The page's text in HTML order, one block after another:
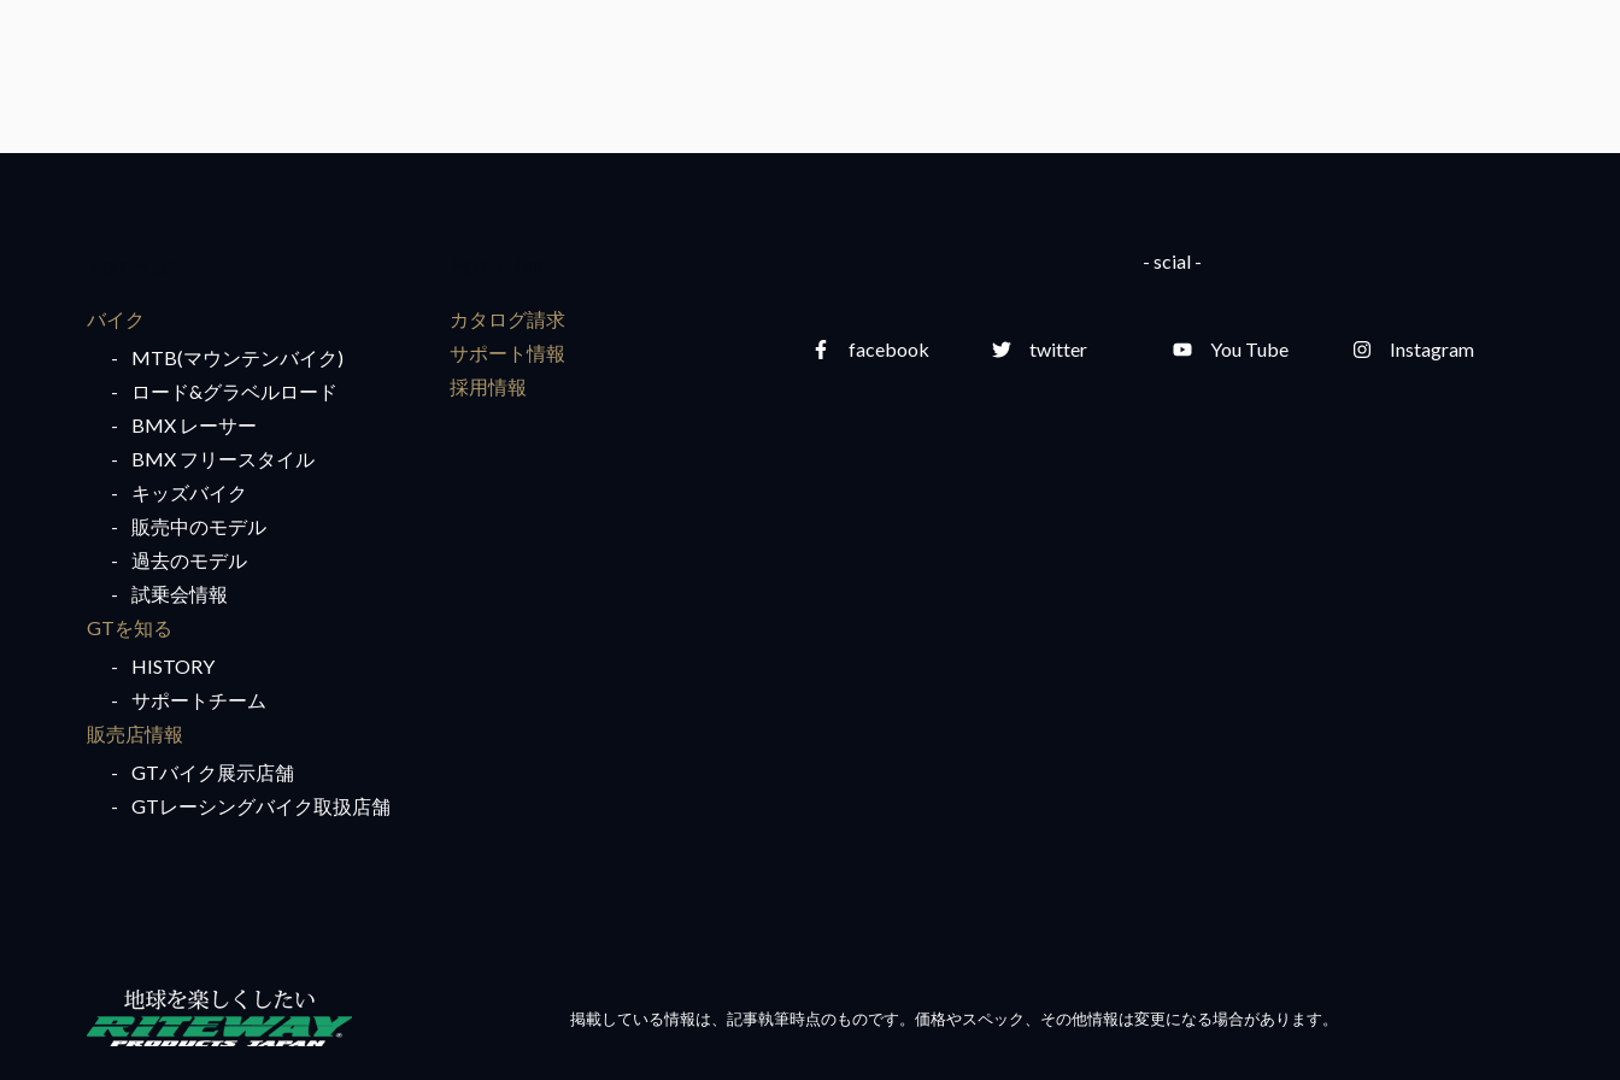
バイク
MTB(マウンテンバイク)
ロード&グラベルロード
BMX レーサー
BMX フリースタイル
キッズバイク
販売中のモデル
過去のモデル
試乗会情報
GTを知る
HISTORY
サポートチーム
販売店情報
GTバイク展示店舗
GTレーシングバイク取扱店舗
カタログ請求
サポート情報
採用情報
- scial -
facebook twitter You Tube Instagram
掲載している情報は、記事執筆時点のものです。価格やスペック、その他情報は変更になる場合があります。